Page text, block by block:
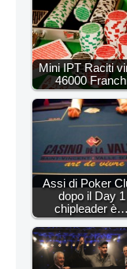
Mini IPT Raciti
46000
Assi di Poker
dopo il Day 1
chipleader è…